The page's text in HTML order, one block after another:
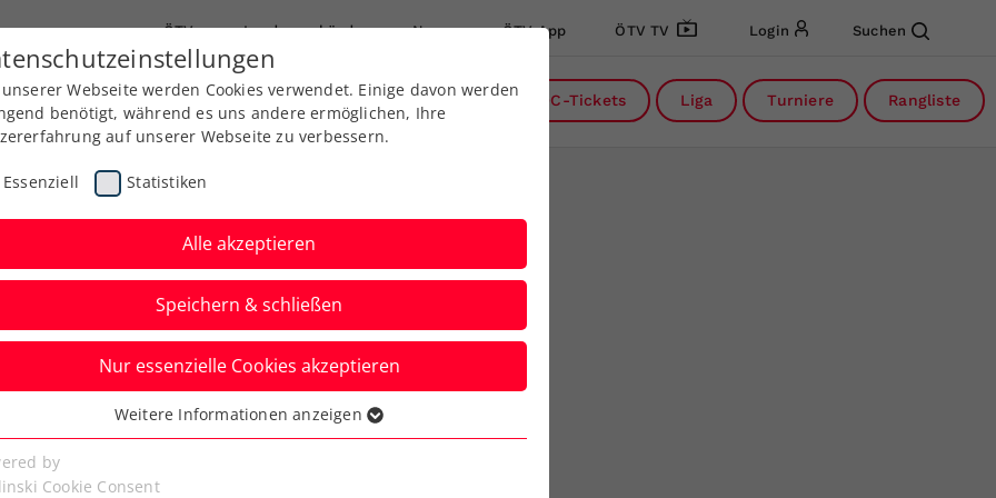
ÖTV Landesverbände News ÖTV App ÖTV TV Login Suchen
Ausbildung Services Über uns DC-Tickets Liga Turniere Rangliste
Paris durch
Webseite werden Cookies verwendet. Einige davon werden
benötigt, während es uns andere ermöglichen, Ihre
auf unserer Webseite zu verbessern.
Essenziell Statistiken
Alle akzeptieren
Speichern & schließen
Nur essenzielle Cookies akzeptieren
Cookies werden für grundlegende Funktionen der
benötigt. Dadurch ist gewährleistet, dass die Webseite
Weitere Informationen anzeigen
by
Cookie Consent